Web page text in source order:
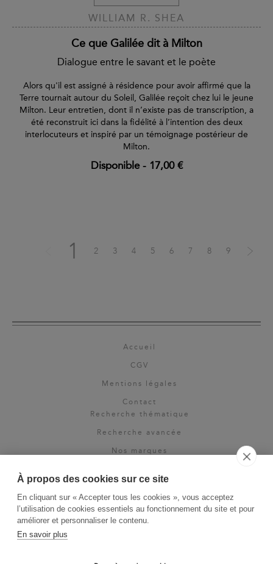
À propos des cookies sur ce site
En cliquant sur « Accepter tous les cookies », vous acceptez
l’utilisation de cookies essentiels au fonctionnement du site et pour
améliorer et personnaliser le contenu.
En savoir plus
WILLIAM R. SHEA
Ce que Galilée dit à Milton
Dialogue entre le savant et le poète
Alors qu'il est assigné à résidence pour avoir affirmé que la
Terre tournait autour du Soleil, Galilée reçoit chez lui le jeune
Milton. Leur entretien, dont il n’existe pas de transcription, a
été reconstruit ici dans la fidélité à l’intention des deux
interlocuteurs et inspiré par un témoignage postérieur de
Milton.
Disponible- 17,00 €
1 2 3 4 5 6 7 8 9
Accueil
CGV
Mentions légales
Contact
Recherche thématique
Recherche avancée
Nos marques
Espace pro
Newsletter
La Vie des Classiques